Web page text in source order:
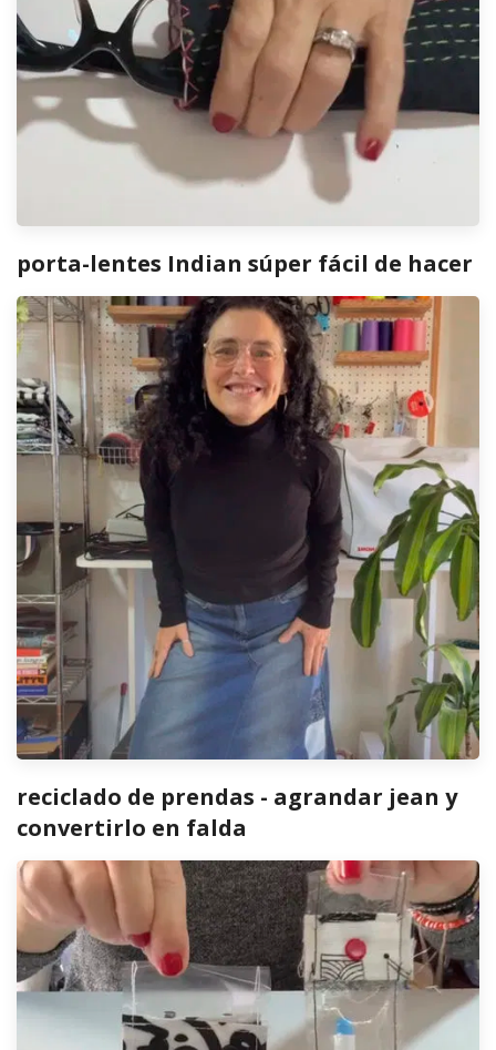
porta-lentes Indian súper fácil de hacer
reciclado de prendas - agrandar jean y
convertirlo en falda